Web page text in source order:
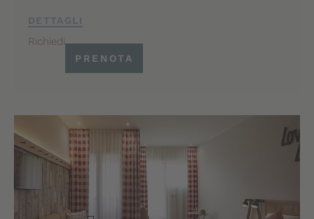
DETTAGLI
Richiedi
PRENOTA